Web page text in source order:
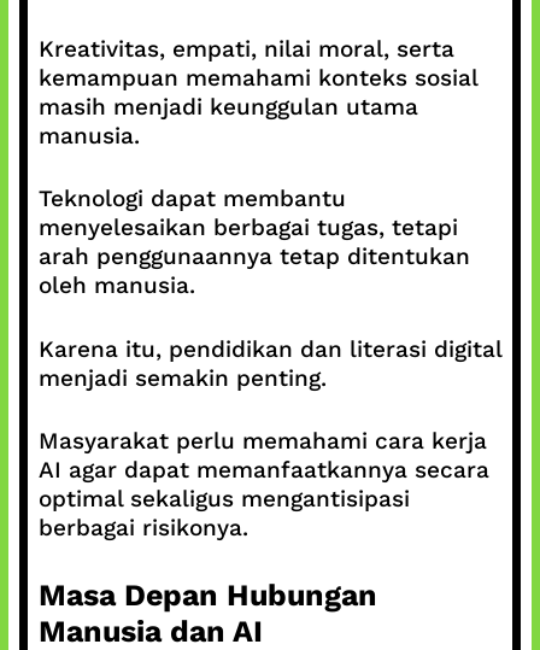
Kreativitas, empati, nilai moral, serta
kemampuan memahami konteks sosial
masih menjadi keunggulan utama
manusia.
Teknologi dapat membantu
menyelesaikan berbagai tugas, tetapi
arah penggunaannya tetap ditentukan
oleh manusia.
Karena itu, pendidikan dan literasi digital
menjadi semakin penting.
Masyarakat perlu memahami cara kerja
AI agar dapat memanfaatkannya secara
optimal sekaligus mengantisipasi
berbagai risikonya.
Masa Depan Hubungan
Manusia dan AI